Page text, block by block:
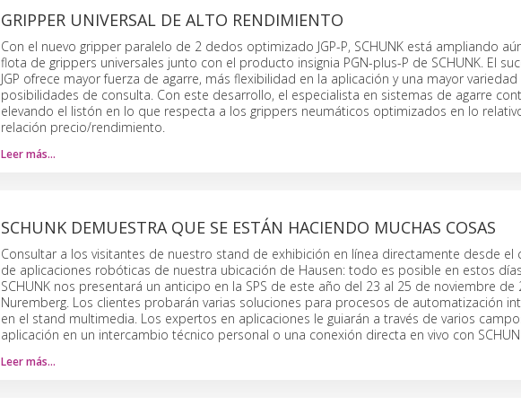
GRIPPER UNIVERSAL DE ALTO RENDIMIENTO
Con el nuevo gripper paralelo de 2 dedos optimizado JGP-P, SCHUNK está ampliando
flota de grippers universales junto con el producto insignia PGN-plus-P de SCHUNK. El
JGP ofrece mayor fuerza de agarre, más flexibilidad en la aplicación y una mayor variedad
posibilidades de consulta. Con este desarrollo, el especialista en sistemas de agarre
elevando el listón en lo que respecta a los grippers neumáticos optimizados en lo
relación precio/rendimiento.
Leer más…
SCHUNK DEMUESTRA QUE SE ESTÁN HACIENDO MUCHAS COSAS
Consultar a los visitantes de nuestro stand de exhibición en línea directamente desde el
de aplicaciones robóticas de nuestra ubicación de Hausen: todo es posible en estos
SCHUNK nos presentará un anticipo en la SPS de este año del 23 al 25 de noviembre de
Nuremberg. Los clientes probarán varias soluciones para procesos de automatización
en el stand multimedia. Los expertos en aplicaciones le guiarán a través de varios
aplicación en un intercambio técnico personal o una conexión directa en vivo con
Leer más…